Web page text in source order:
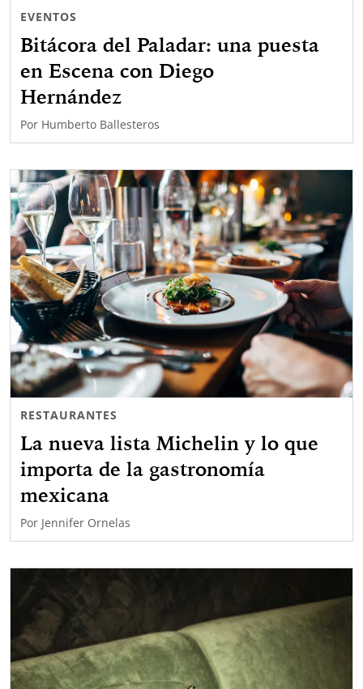
EVENTOS
Bitácora del Paladar: una puesta
en Escena con Diego
Hernández
Por Humberto Ballesteros
RESTAURANTES
La nueva lista Michelin y lo que
importa de la gastronomía
mexicana
Por Jennifer Ornelas